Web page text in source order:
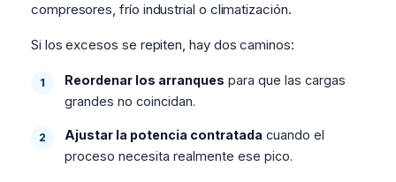
compresores, frío industrial o climatización.
Si los excesos se repiten, hay dos caminos:
Reordenar los arranques para que las cargas
grandes no coincidan.
Ajustar la potencia contratada cuando el
proceso necesita realmente ese pico.